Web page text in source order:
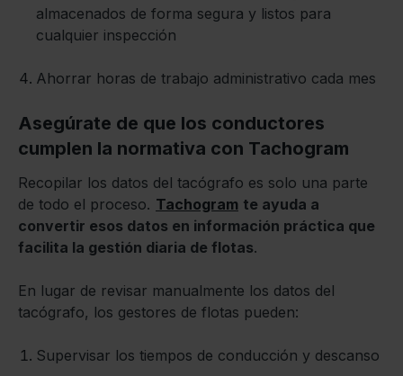
almacenados de forma segura y listos para
cualquier inspección
Ahorrar horas de trabajo administrativo cada mes
Asegúrate de que los conductores
cumplen la normativa con Tachogram
Recopilar los datos del tacógrafo es solo una parte
de todo el proceso. Tachogram te ayuda a
convertir esos datos en información práctica que
facilita la gestión diaria de flotas.
En lugar de revisar manualmente los datos del
tacógrafo, los gestores de flotas pueden:
Supervisar los tiempos de conducción y descanso